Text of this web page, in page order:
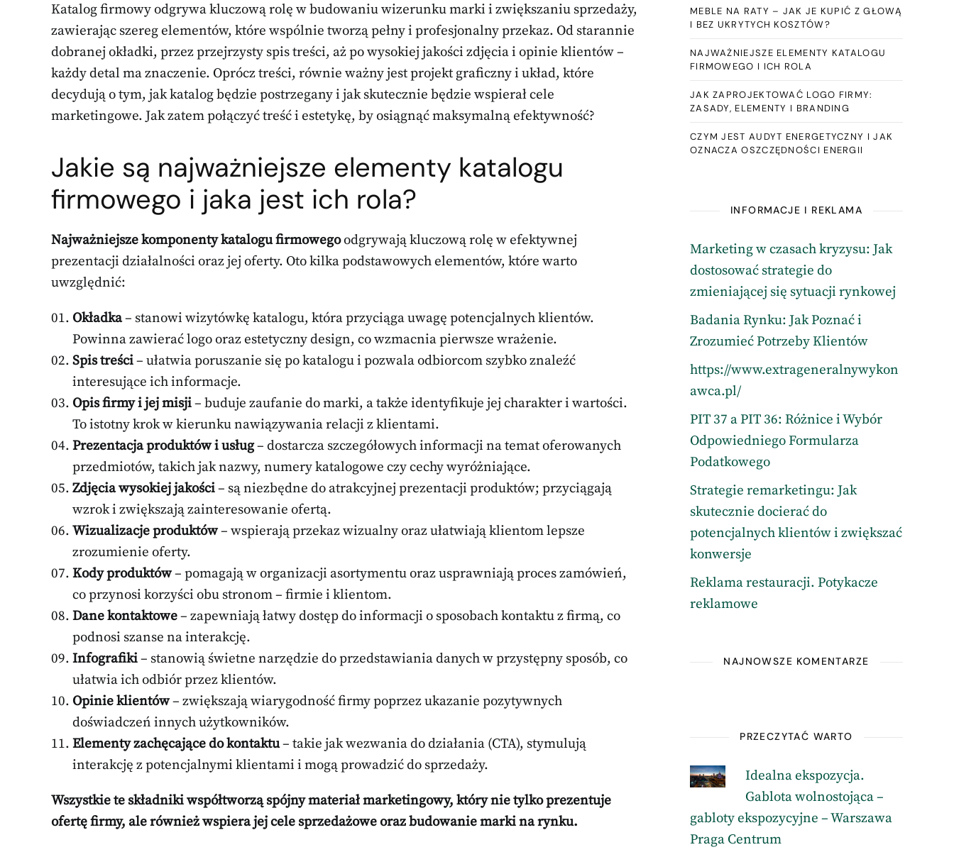
Katalog firmowy odgrywa kluczową rolę w budowaniu wizerunku marki i zwiększaniu sprzedaży,
zawierając szereg elementów, które wspólnie tworzą pełny i profesjonalny przekaz. Od starannie
dobranej okładki, przez przejrzysty spis treści, aż po wysokiej jakości zdjęcia i opinie klientów –
każdy detal ma znaczenie. Oprócz treści, równie ważny jest projekt graficzny i układ, które
decydują o tym, jak katalog będzie postrzegany i jak skutecznie będzie wspierał cele
marketingowe. Jak zatem połączyć treść i estetykę, by osiągnąć maksymalną efektywność?
Jakie są najważniejsze elementy katalogu
firmowego i jaka jest ich rola?
Najważniejsze komponenty katalogu firmowegoodgrywają kluczową rolę w efektywnej
prezentacji działalności oraz jej oferty. Oto kilka podstawowych elementów, które warto
uwzględnić:
Okładka– stanowi wizytówkę katalogu, która przyciąga uwagę potencjalnych klientów.
Powinna zawierać logo oraz estetyczny design, co wzmacnia pierwsze wrażenie.
Spis treści– ułatwia poruszanie się po katalogu i pozwala odbiorcom szybko znaleźć
interesujące ich informacje.
Opis firmy i jej misji– buduje zaufanie do marki, a także identyfikuje jej charakter i wartości.
To istotny krok w kierunku nawiązywania relacji z klientami.
Prezentacja produktów i usług– dostarcza szczegółowych informacji na temat oferowanych
przedmiotów, takich jak nazwy, numery katalogowe czy cechy wyróżniające.
Zdjęcia wysokiej jakości– są niezbędne do atrakcyjnej prezentacji produktów; przyciągają
wzrok i zwiększają zainteresowanie ofertą.
Wizualizacje produktów– wspierają przekaz wizualny oraz ułatwiają klientom lepsze
zrozumienie oferty.
Kody produktów– pomagają w organizacji asortymentu oraz usprawniają proces zamówień,
co przynosi korzyści obu stronom – firmie i klientom.
Dane kontaktowe– zapewniają łatwy dostęp do informacji o sposobach kontaktu z firmą, co
podnosi szanse na interakcję.
Infografiki– stanowią świetne narzędzie do przedstawiania danych w przystępny sposób, co
ułatwia ich odbiór przez klientów.
Opinie klientów– zwiększają wiarygodność firmy poprzez ukazanie pozytywnych
doświadczeń innych użytkowników.
Elementy zachęcające do kontaktu– takie jak wezwania do działania (CTA), stymulują
interakcję z potencjalnymi klientami i mogą prowadzić do sprzedaży.
Wszystkie te składniki współtworzą spójny materiał marketingowy, który nie tylko prezentuje
ofertę firmy, ale również wspiera jej cele sprzedażowe oraz budowanie marki na rynku.
MEBLE NA RATY – JAK JE KUPIĆ Z GŁOWĄ
I BEZ UKRYTYCH KOSZTÓW?
NAJWAŻNIEJSZE ELEMENTY KATALOGU
FIRMOWEGO I ICH ROLA
JAK ZAPROJEKTOWAĆ LOGO FIRMY:
ZASADY, ELEMENTY I BRANDING
CZYM JEST AUDYT ENERGETYCZNY I JAK
OZNACZA OSZCZĘDNOŚCI ENERGII
INFORMACJE I REKLAMA
Marketing w czasach kryzysu: Jak
dostosować strategie do
zmieniającej się sytuacji rynkowej
Badania Rynku: Jak Poznać i
Zrozumieć Potrzeby Klientów
https://www.extrageneralnywykon
awca.pl/
PIT 37 a PIT 36: Różnice i Wybór
Odpowiedniego Formularza
Podatkowego
Strategie remarketingu: Jak
skutecznie docierać do
potencjalnych klientów i zwiększać
konwersje
Reklama restauracji. Potykacze
reklamowe
NAJNOWSZE KOMENTARZE
PRZECZYTAĆ WARTO
Idealna ekspozycja.
Gablota wolnostojąca –
gabloty ekspozycyjne – Warszawa
Praga Centrum